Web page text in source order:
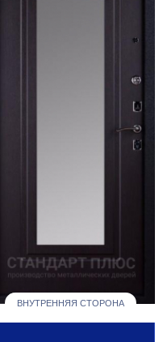
ВНУТРЕННЯЯ СТОРОНА